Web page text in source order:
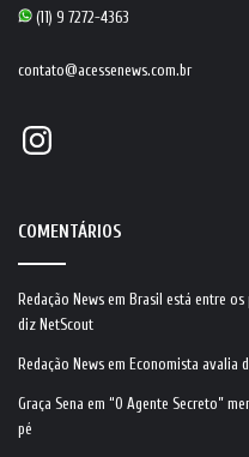
(11) 9 7272-4363
contato@acessenews.com.br
Instagram
COMENTÁRIOS
Redação News em Brasil está entre os
diz NetScout
Redação News em Economista avalia
Graça Sena em “O Agente Secreto”
pé